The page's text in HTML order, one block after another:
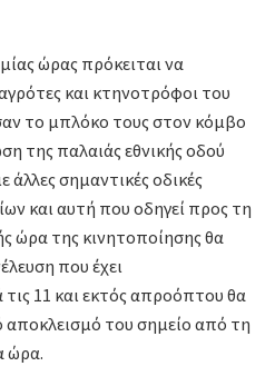
ώρας πρόκειται να
και κτηνοτρόφοι του
το μπλόκο τους στον κόμβο
της παλαιάς εθνικής οδού
σημαντικές οδικές
και αυτή που οδηγεί προς τη
ώρα της κινητοποίησης θα
που έχει
11 και εκτός απροόπτου θα
αποκλεισμό του σημείο από τη
ώρα.